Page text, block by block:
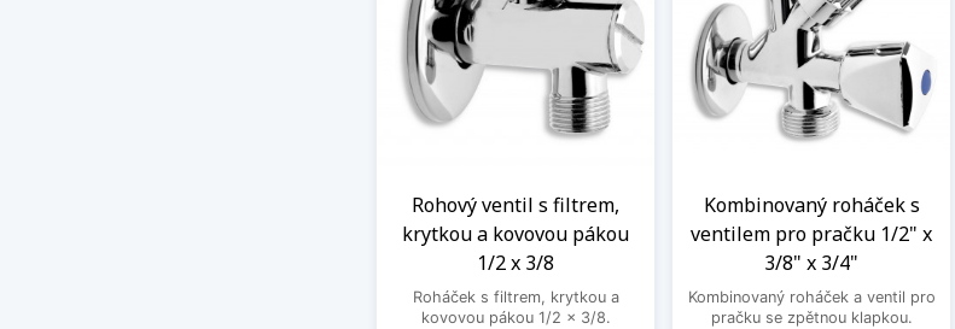
Rohový ventil s filtrem,
krytkou a kovovou pákou
1/2 x 3/8
Roháček s filtrem, krytkou a
kovovou pákou 1/2 x 3/8.
Kombinovaný roháček s
ventilem pro pračku 1/2" x
3/8" x 3/4"
Kombinovaný roháček a ventil pro
pračku se zpětnou klapkou.